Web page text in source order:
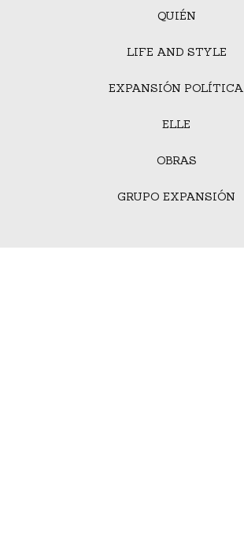
QUIÉN
LIFE AND STYLE
EXPANSIÓN POLÍTICA
ELLE
OBRAS
GRUPO EXPANSIÓN